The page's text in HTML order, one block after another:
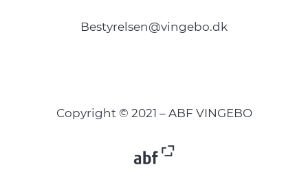
Bestyrelsen@vingebo.dk
Copyright © 2021 – ABF VINGEBO